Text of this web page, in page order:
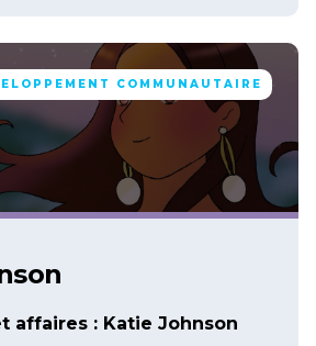
COMMUNAUTAIRE
affaires : Katie Johnson